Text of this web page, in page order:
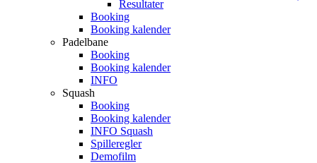
Resultater
Booking
Booking kalender
Padelbane
Booking
Booking kalender
INFO
Squash
Booking
Booking kalender
INFO Squash
Spilleregler
Demofilm